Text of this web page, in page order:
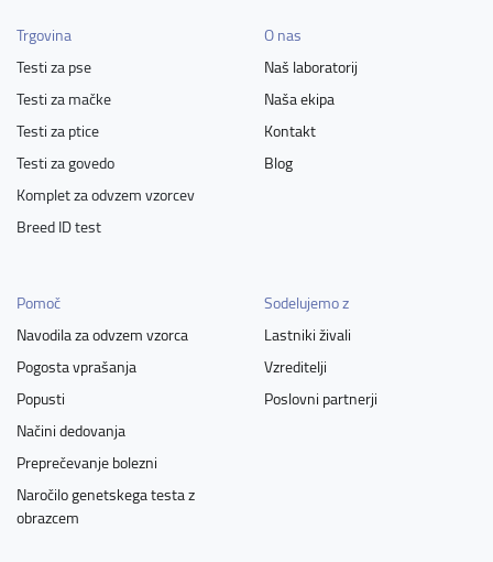
Trgovina
Testi za pse
Testi za mačke
Testi za ptice
Testi za govedo
Komplet za odvzem vzorcev
Breed ID test
O nas
Naš laboratorij
Naša ekipa
Kontakt
Blog
Pomoč
Navodila za odvzem vzorca
Pogosta vprašanja
Popusti
Načini dedovanja
Preprečevanje bolezni
Naročilo genetskega testa z
obrazcem
Sodelujemo z
Lastniki živali
Vzreditelji
Poslovni partnerji